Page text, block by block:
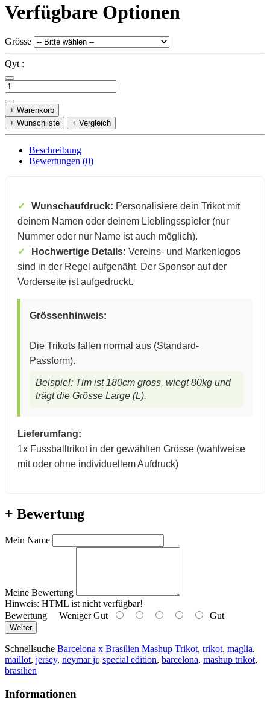
Verfügbare Optionen
Grösse
Qyt :
+ Warenkorb
+ Wunschliste
+ Vergleich
Beschreibung
Bewertungen (0)
Wunschaufdruck: Personalisiere dein Trikot mit
deinem Namen oder deinem Lieblingsspieler (nur
Nummer oder nur Name ist auch möglich).
Hochwertige Details: Vereins- und Markenlogos
sind in der Regel aufgenäht. Der Sponsor auf der
Vorderseite ist aufgedruckt.
Grössenhinweis:
Die Trikots fallen normal aus (Standard-
Passform).
Beispiel: Tim ist 180cm gross, wiegt 80kg und
trägt die Grösse Large (L).
Lieferumfang:
1x Fussballtrikot in der gewählten Grösse (wahlweise
mit oder ohne individuellem Aufdruck)
+ Bewertung
Mein Name
Meine Bewertung
Hinweis: HTML ist nicht verfügbar!
Bewertung Weniger Gut Gut
Weiter
Schnellsuche Barcelona x Brasilien Mashup Trikot, trikot, maglia,
maillot, jersey, neymar jr, special edition, barcelona, mashup trikot,
brasilien
Informationen